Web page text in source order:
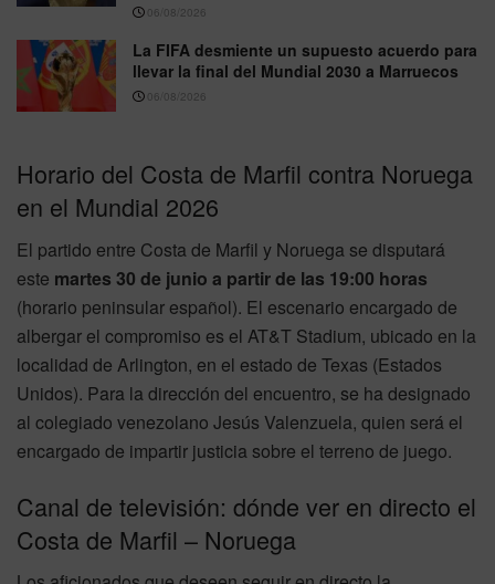
06/08/2026
La FIFA desmiente un supuesto acuerdo para
llevar la final del Mundial 2030 a Marruecos
06/08/2026
Horario del Costa de Marfil contra Noruega
en el Mundial 2026
El partido entre Costa de Marfil y Noruega se disputará
este martes 30 de junio a partir de las 19:00 horas
(horario peninsular español). El escenario encargado de
albergar el compromiso es el AT&T Stadium, ubicado en la
localidad de Arlington, en el estado de Texas (Estados
Unidos). Para la dirección del encuentro, se ha designado
al colegiado venezolano Jesús Valenzuela, quien será el
encargado de impartir justicia sobre el terreno de juego.
Canal de televisión: dónde ver en directo el
Costa de Marfil – Noruega